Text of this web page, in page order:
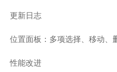
更新日志
位置面板：多项选择、移动、
性能改进